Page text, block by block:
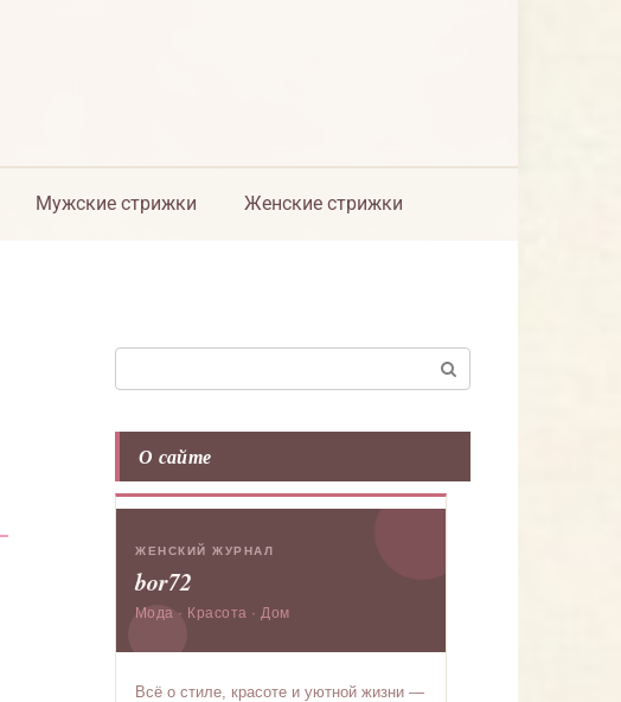
Мужские стрижки Женские стрижки
О сайте
ЖЕНСКИЙ ЖУРНАЛ
bor72
Мода · Красота · Дом
Всё о стиле, красоте и уютной жизни —